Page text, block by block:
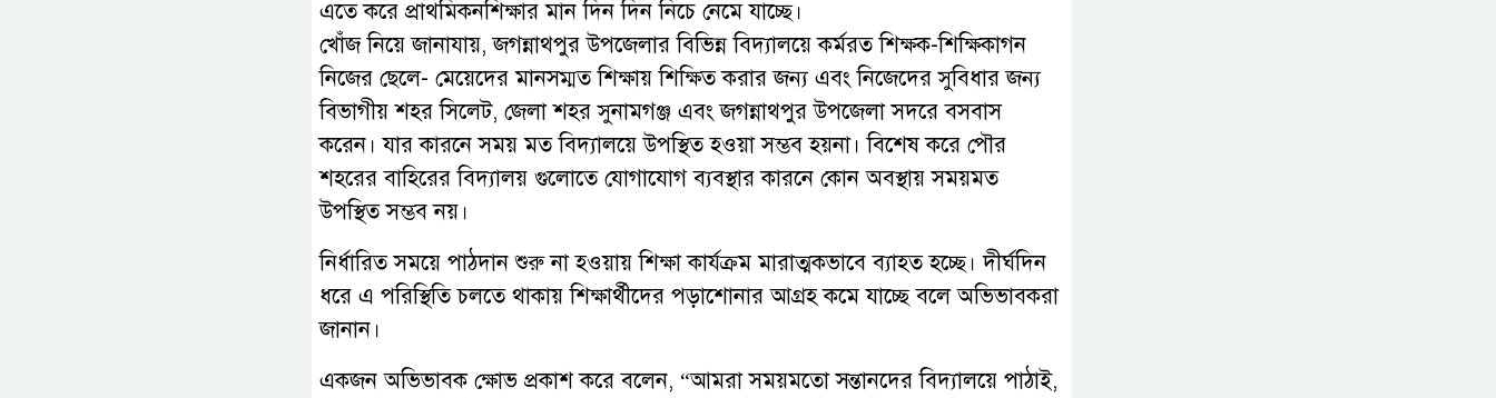
এতে করে প্রাথমিকনশিক্ষার মান দিন দিন নিচে নেমে যাচ্ছে।
খোঁজ নিয়ে জানাযায়, জগন্নাথপুর উপজেলার বিভিন্ন বিদ্যালয়ে কর্মরত শিক্ষক-শিক্ষিকাগন
নিজের ছেলে- মেয়েদের মানসম্মত শিক্ষায় শিক্ষিত করার জন্য এবং নিজেদের সুবিধার জন্য
বিভাগীয় শহর সিলেট, জেলা শহর সুনামগঞ্জ এবং জগন্নাথপুর উপজেলা সদরে বসবাস
করেন। যার কারনে সময় মত বিদ্যালয়ে উপস্থিত হওয়া সম্ভব হয়না। বিশেষ করে পৌর
শহরের বাহিরের বিদ্যালয় গুলোতে যোগাযোগ ব্যবস্থার কারনে কোন অবস্থায় সময়মত
উপস্থিত সম্ভব নয়।
নির্ধারিত সময়ে পাঠদান শুরু না হওয়ায় শিক্ষা কার্যক্রম মারাত্মকভাবে ব্যাহত হচ্ছে। দীর্ঘদিন
ধরে এ পরিস্থিতি চলতে থাকায় শিক্ষার্থীদের পড়াশোনার আগ্রহ কমে যাচ্ছে বলে অভিভাবকরা
জানান।
একজন অভিভাবক ক্ষোভ প্রকাশ করে বলেন, “আমরা সময়মতো সন্তানদের বিদ্যালয়ে পাঠাই,